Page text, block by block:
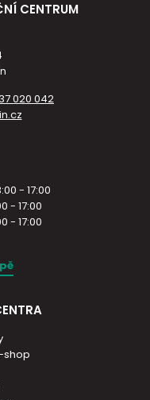
CENTRUM
020 042
- 17:00
- 17:00
- 17:00
shop